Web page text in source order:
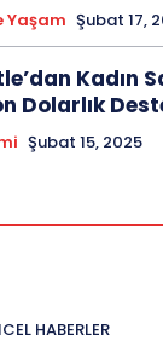
Yaşam Şubat 17,
Kadın
Dolarlık
Şubat 15, 2025
HABERLER